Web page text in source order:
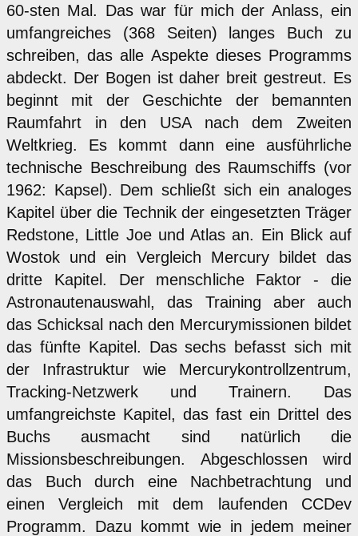
60-sten Mal. Das war für mich der Anlass, ein
umfangreiches (368 Seiten) langes Buch zu
schreiben, das alle Aspekte dieses Programms
abdeckt. Der Bogen ist daher breit gestreut. Es
beginnt mit der Geschichte der bemannten
Raumfahrt in den USA nach dem Zweiten
Weltkrieg. Es kommt dann eine ausführliche
technische Beschreibung des Raumschiffs (vor
1962: Kapsel). Dem schließt sich ein analoges
Kapitel über die Technik der eingesetzten Träger
Redstone, Little Joe und Atlas an. Ein Blick auf
Wostok und ein Vergleich Mercury bildet das
dritte Kapitel. Der menschliche Faktor - die
Astronautenauswahl, das Training aber auch
das Schicksal nach den Mercurymissionen bildet
das fünfte Kapitel. Das sechs befasst sich mit
der Infrastruktur wie Mercurykontrollzentrum,
Tracking-Netzwerk und Trainern. Das
umfangreichste Kapitel, das fast ein Drittel des
Buchs ausmacht sind natürlich die
Missionsbeschreibungen. Abgeschlossen wird
das Buch durch eine Nachbetrachtung und
einen Vergleich mit dem laufenden CCDev
Programm. Dazu kommt wie in jedem meiner